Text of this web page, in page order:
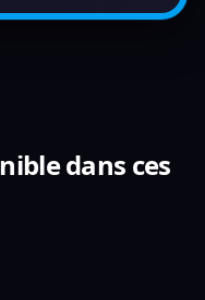
dans ces